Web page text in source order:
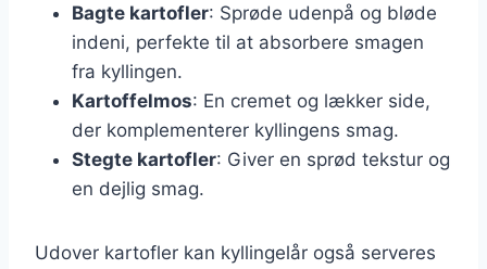
Bagte kartofler: Sprøde udenpå og bløde
indeni, perfekte til at absorbere smagen
fra kyllingen.
Kartoffelmos: En cremet og lækker side,
der komplementerer kyllingens smag.
Stegte kartofler: Giver en sprød tekstur og
en dejlig smag.
Udover kartofler kan kyllingelår også serveres